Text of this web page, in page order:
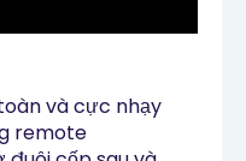
và cực nhạy
remote